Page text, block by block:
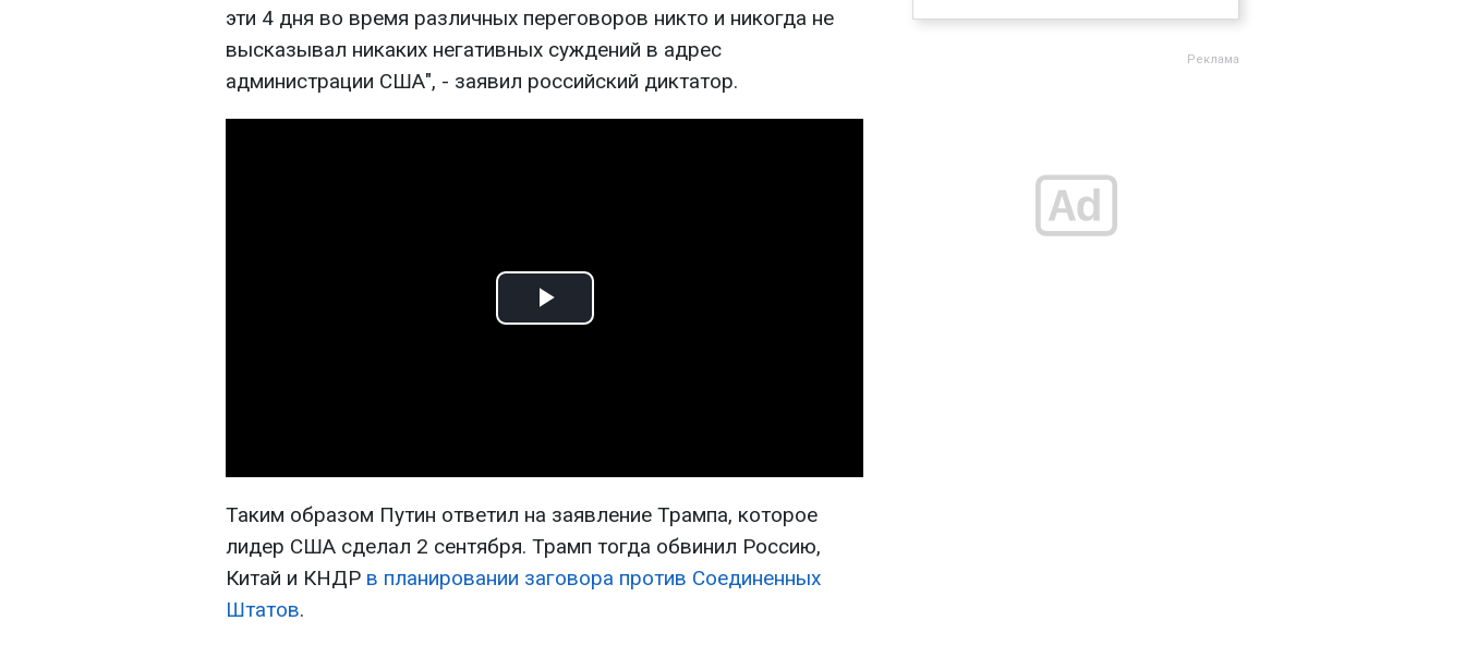
эти 4 дня во время различных переговоров никто и никогда не
высказывал никаких негативных суждений в адрес
администрации США", - заявил российский диктатор.
Play
Таким образом Путин ответил на заявление Трампа, которое
лидер США сделал 2 сентября. Трамп тогда обвинил Россию,
Китай и КНДР в планировании заговора против Соединенных
Штатов.